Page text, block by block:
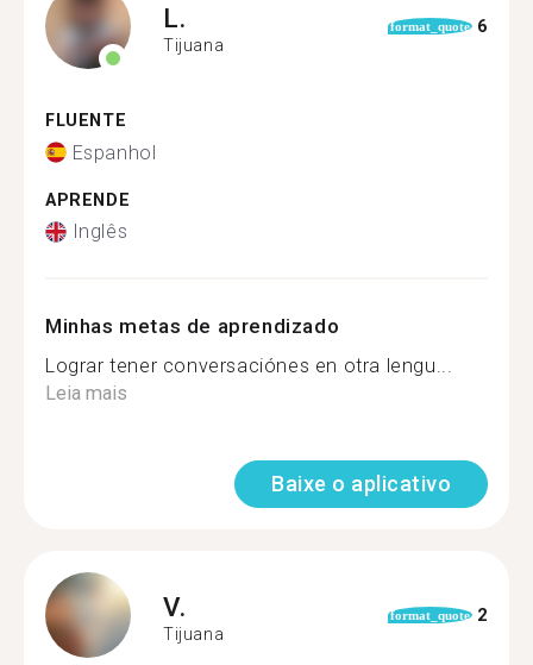
L.
Tijuana
format_quote 6
FLUENTE
Espanhol
APRENDE
Inglês
Minhas metas de aprendizado
Lograr tener conversaciónes en otra lengu...
Leia mais
Baixe o aplicativo
V.
Tijuana
format_quote 2